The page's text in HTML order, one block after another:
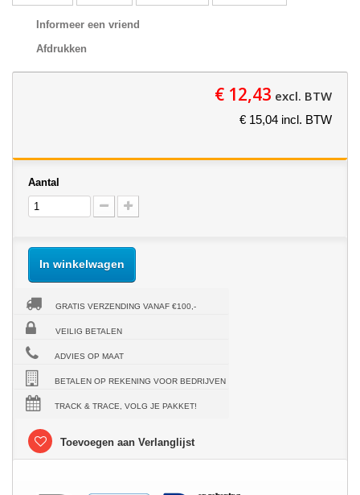
Informeer een vriend
Afdrukken
€ 12,43 excl. BTW
€ 15,04 incl. BTW
Aantal
In winkelwagen
GRATIS VERZENDING VANAF €100,-
VEILIG BETALEN
ADVIES OP MAAT
BETALEN OP REKENING VOOR BEDRIJVEN
TRACK & TRACE, VOLG JE PAKKET!
Toevoegen aan Verlanglijst